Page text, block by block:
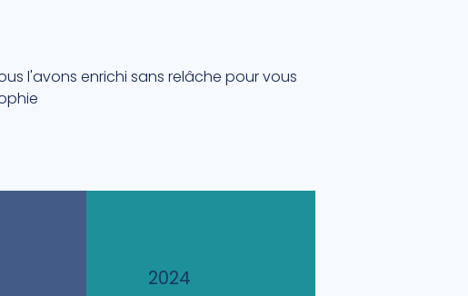
l'avons enrichi sans relâche pour vous
2024